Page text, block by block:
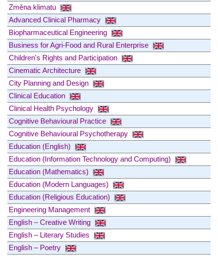
Změna klimatu
Advanced Clinical Pharmacy
Biopharmaceutical Engineering
Business for Agri-Food and Rural Enterprise
Children's Rights and Participation
Cinematic Architecture
City Planning and Design
Clinical Education
Clinical Health Psychology
Cognitive Behavioural Practice
Cognitive Behavioural Psychotherapy
Education (English)
Education (Information Technology and Computing)
Education (Mathematics)
Education (Modern Languages)
Education (Religious Education)
Engineering Management
English – Creative Writing
English – Literary Studies
English – Poetry